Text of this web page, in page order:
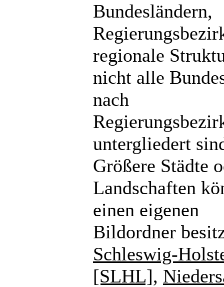
Bundesländern,
regionale
nicht alle
nach
untergliedert
Größere Städte
Landschaften
einen eigenen
Bildordner
Schleswig-
[SLHL],